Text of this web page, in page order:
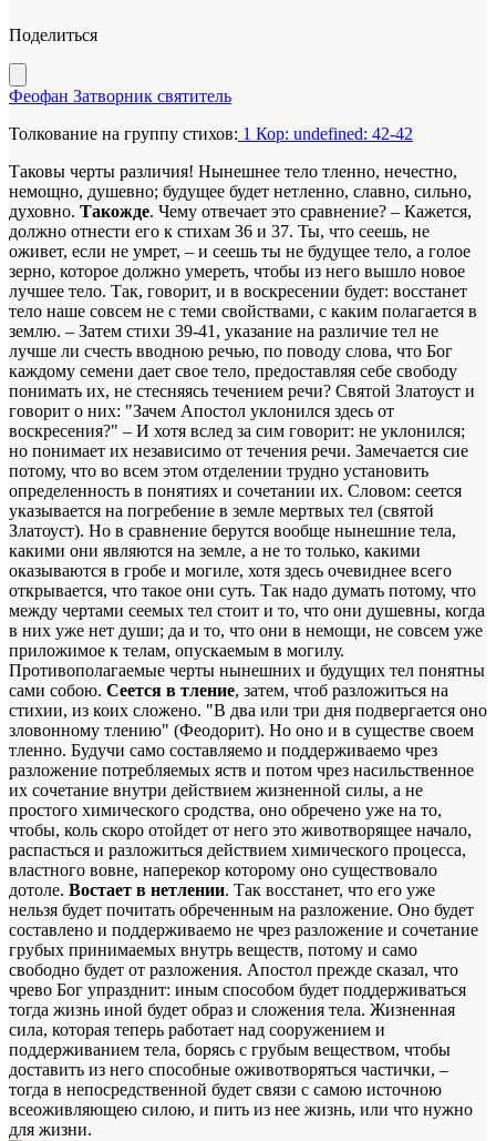
Поделиться
Феофан Затворник святитель
Толкование на группу стихов: 1 Кор: undefined: 42-42
Таковы черты различия! Нынешнее тело тленно, нечестно,
немощно, душевно; будущее будет нетленно, славно, сильно,
духовно. Такожде. Чему отвечает это сравнение? – Кажется,
должно отнести его к стихам 36 и 37. Ты, что сеешь, не
оживет, если не умрет, – и сеешь ты не будущее тело, а голое
зерно, которое должно умереть, чтобы из него вышло новое
лучшее тело. Так, говорит, и в воскресении будет: восстанет
тело наше совсем не с теми свойствами, с каким полагается в
землю. – Затем стихи 39-41, указание на различие тел не
лучше ли счесть вводною речью, по поводу слова, что Бог
каждому семени дает свое тело, предоставляя себе свободу
понимать их, не стесняясь течением речи? Святой Златоуст и
говорит о них: "Зачем Апостол уклонился здесь от
воскресения?" – И хотя вслед за сим говорит: не уклонился;
но понимает их независимо от течения речи. Замечается сие
потому, что во всем этом отделении трудно установить
определенность в понятиях и сочетании их. Словом: сеется
указывается на погребение в земле мертвых тел (святой
Златоуст). Но в сравнение берутся вообще нынешние тела,
какими они являются на земле, а не то только, какими
оказываются в гробе и могиле, хотя здесь очевиднее всего
открывается, что такое они суть. Так надо думать потому, что
между чертами сеемых тел стоит и то, что они душевны, когда
в них уже нет души; да и то, что они в немощи, не совсем уже
приложимое к телам, опускаемым в могилу.
Противополагаемые черты нынешних и будущих тел понятны
сами собою. Сеется в тление, затем, чтоб разложиться на
стихии, из коих сложено. "В два или три дня подвергается оно
зловонному тлению" (Феодорит). Но оно и в существе своем
тленно. Будучи само составляемо и поддерживаемо чрез
разложение потребляемых яств и потом чрез насильственное
их сочетание внутри действием жизненной силы, а не
простого химического сродства, оно обречено уже на то,
чтобы, коль скоро отойдет от него это животворящее начало,
распасться и разложиться действием химического процесса,
властного вовне, наперекор которому оно существовало
дотоле. Востает в нетлении. Так восстанет, что его уже
нельзя будет почитать обреченным на разложение. Оно будет
составлено и поддерживаемо не чрез разложение и сочетание
грубых принимаемых внутрь веществ, потому и само
свободно будет от разложения. Апостол прежде сказал, что
чрево Бог упразднит: иным способом будет поддерживаться
тогда жизнь иной будет образ и сложения тела. Жизненная
сила, которая теперь работает над сооружением и
поддерживанием тела, борясь с грубым веществом, чтобы
доставить из него способные оживотворяться частички, –
тогда в непосредственной будет связи с самою источною
всеоживляющею силою, и пить из нее жизнь, или что нужно
для жизни.